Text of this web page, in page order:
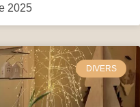
2025
DIVERS